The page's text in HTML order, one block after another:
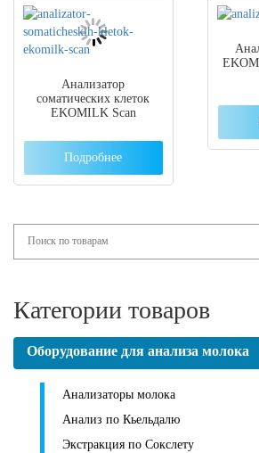
Анализатор
соматических клеток
EKOMILK Scan
Подробнее
Категории товаров
Оборудование для анализа молока
Анализаторы молока
Анализ по Кьельдалю
Экстракция по Сокслету